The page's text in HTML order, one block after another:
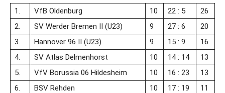
1. VfB Oldenburg 10 22 : 5
26
2.
SV Werder Bremen II (U23) 9 27 : 6
20
3.
Hannover 96 II (U23) 9 15 : 9
16
4.
SV Atlas Delmenhorst 10 14 : 14
13
5.
VfV Borussia 06 Hildesheim 10 16 : 23
13
6.
BSV Rehden 10 17 : 19
11